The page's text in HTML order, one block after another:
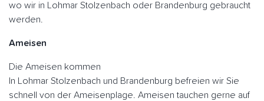
wo wir in Lohmar Stolzenbach oder Brandenburg gebraucht
werden.
Ameisen
Die Ameisen kommen
In Lohmar Stolzenbach und Brandenburg befreien wir Sie
schnell von der Ameisenplage. Ameisen tauchen gerne auf